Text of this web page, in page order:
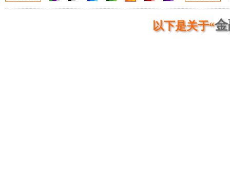
以下是关于“